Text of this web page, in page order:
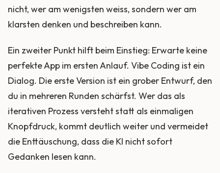
nicht, wer am wenigsten weiss, sondern wer am
klarsten denken und beschreiben kann.
Ein zweiter Punkt hilft beim Einstieg: Erwarte keine
perfekte App im ersten Anlauf. Vibe Coding ist ein
Dialog. Die erste Version ist ein grober Entwurf, den
du in mehreren Runden schärfst. Wer das als
iterativen Prozess versteht statt als einmaligen
Knopfdruck, kommt deutlich weiter und vermeidet
die Enttäuschung, dass die KI nicht sofort
Gedanken lesen kann.